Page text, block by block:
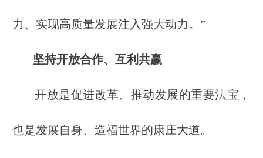
力、实现高质量发展注入强大动力。”
坚持开放合作、互利共赢
开放是促进改革、推动发展的重要法宝，
也是发展自身、造福世界的康庄大道。